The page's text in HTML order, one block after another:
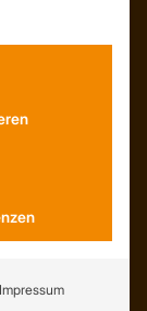
Impressum